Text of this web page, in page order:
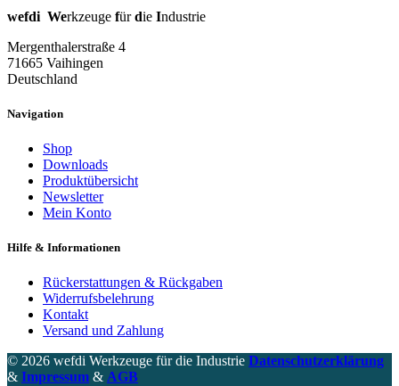
wefdi Werkzeuge fürdie Industrie
Mergenthalerstraße 4
71665 Vaihingen
Deutschland
Navigation
Shop
Downloads
Produktübersicht
Newsletter
Mein Konto
Hilfe & Informationen
Rückerstattungen & Rückgaben
Widerrufsbelehrung
Kontakt
Versand und Zahlung
© 2026 wefdi Werkzeuge für die Industrie Datenschutzerklärung
& Impressum & AGB